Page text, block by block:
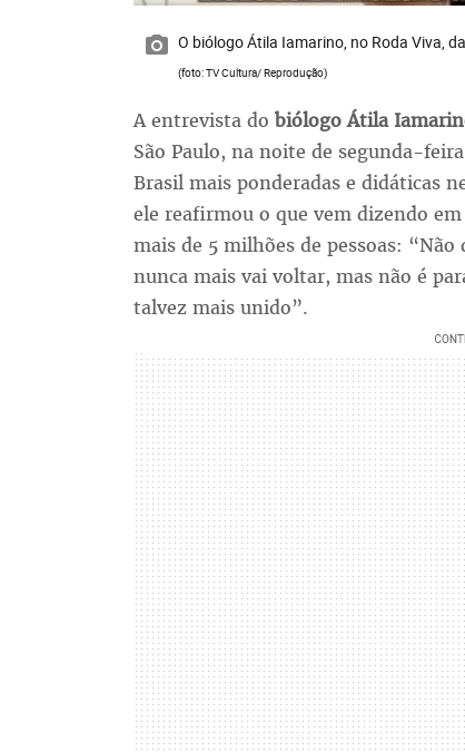
O biólogo Átila Iamarino, no Roda Viva,
(foto: TV Cultura/ Reprodução)
A entrevista do biólogo Átila
São Paulo, na noite de segunda-
Brasil mais ponderadas e didáticas
ele reafirmou o que vem dizendo
mais de 5 milhões de pessoas:
nunca mais vai voltar, mas não é
talvez mais unido”.